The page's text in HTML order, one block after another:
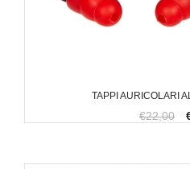
TAPPI AURICOLARI
€22,00